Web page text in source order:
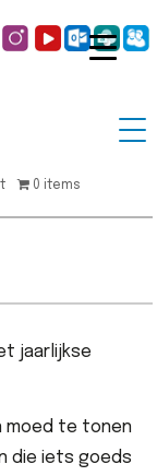
0 items
jaarlijkse
moed te tonen
die iets goeds